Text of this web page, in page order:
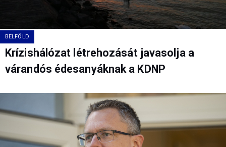
BELFÖLD
Krízishálózat létrehozását javasolja a
várandós édesanyáknak a KDNP